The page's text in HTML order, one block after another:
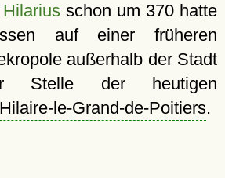
Hilariusschon um 370 hatte
auf einer früheren
außerhalb der Stadt
der heutigen
le-Grand-de-Poitiers.